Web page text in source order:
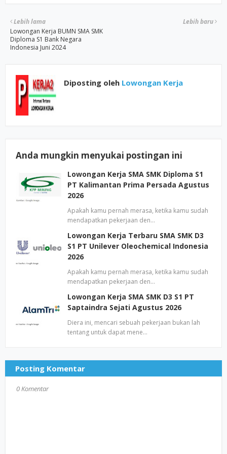
Lebih baru
Lebih lama
Lowongan Kerja BUMN SMA SMK
Diploma S1 Bank Negara
Indonesia Juni 2024
Diposting oleh Lowongan Kerja
Anda mungkin menyukai postingan ini
Lowongan Kerja SMA SMK Diploma S1
PT Kalimantan Prima Persada Agustus
2026
Apakah kamu pernah merasa, ketika kamu sudah
mendapatkan pekerjaan den…
Lowongan Kerja Terbaru SMA SMK D3
S1 PT Unilever Oleochemical Indonesia
2026
Apakah kamu pernah merasa, ketika kamu sudah
mendapatkan pekerjaan den…
Lowongan Kerja SMA SMK D3 S1 PT
Saptaindra Sejati Agustus 2026
Diera ini, mencari sebuah pekerjaan bukan lah
tentang untuk dapat mene…
Posting Komentar
0 Komentar